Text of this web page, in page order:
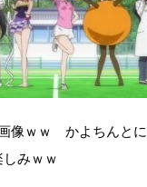
像ｗｗ かよちんと
みｗｗ